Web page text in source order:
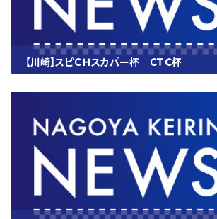
【川崎】スピＣＨスカパー杯 ＣＴＣ杯
2026.03.13